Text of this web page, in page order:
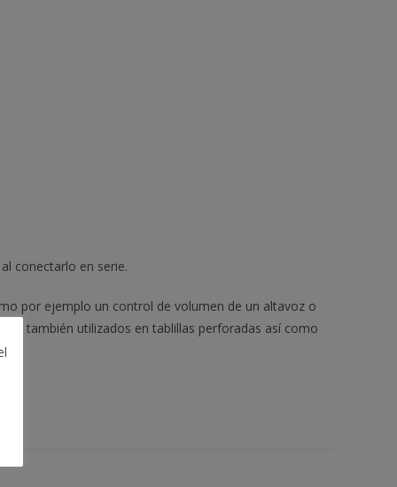
conectarlo en serie.
por ejemplo un control de volumen de un altavoz o
también utilizados en tablillas perforadas así como